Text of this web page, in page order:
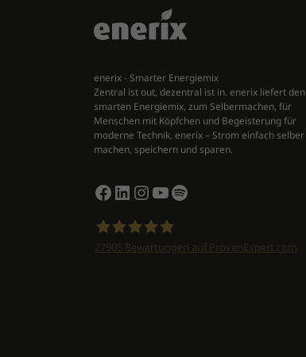
enerix - Smarter Energiemix
Zentral ist out, dezentral ist in. enerix liefert den
smarten Energiemix, zum Selbermachen, für
Menschen mit Köpfchen und Begeisterung für
moderne Technik. enerix – Strom einfach selber
machen, speichern und sparen.
Facebook
LinkedIn
Instagram
YouTube
Spotify
27905Bewertungen auf ProvenExpert.com